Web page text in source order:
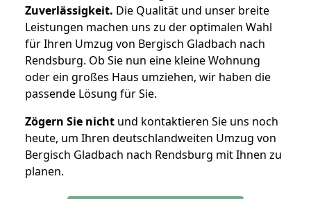
Zuverlässigkeit. Die Qualität und unser breite
Leistungen machen uns zu der optimalen Wahl
für Ihren Umzug von Bergisch Gladbach nach
Rendsburg. Ob Sie nun eine kleine Wohnung
oder ein großes Haus umziehen, wir haben die
passende Lösung für Sie.
Zögern Sie nicht und kontaktieren Sie uns noch
heute, um Ihren deutschlandweiten Umzug von
Bergisch Gladbach nach Rendsburg mit Ihnen zu
planen.